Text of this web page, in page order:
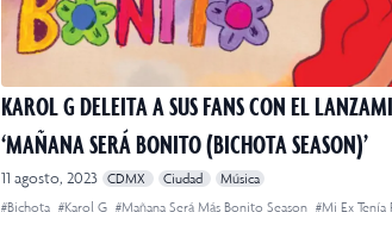
KAROL G DELEITA A SUS FANS CON EL
‘MAÑANA SERÁ BONITO (BICHOTA SEASON)’
11 agosto, 2023 CDMX Ciudad
Música
#Bichota #Karol G #Mañana Será Más Bonito Season #Mi Ex Tenía